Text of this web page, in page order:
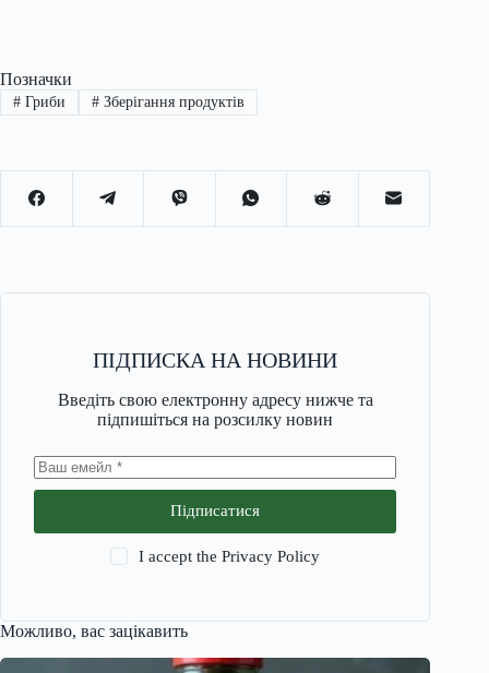
Позначки
#Гриби #Зберігання продуктів
ПІДПИСКА НА НОВИНИ
Введіть свою електронну адресу нижче та
підпишіться на розсилку новин
Підписатися
I accept the Privacy Policy
Можливо, вас зацікавить